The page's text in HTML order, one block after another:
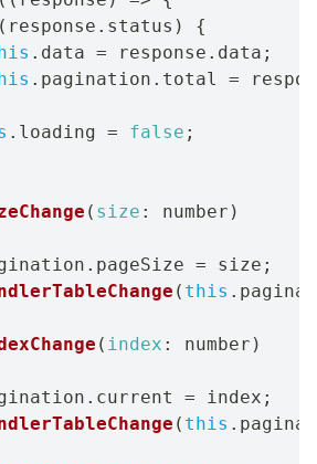
( response . status )
{
. data = response . data ;
. pagination . total =
. loading = false ;
( size : number )
. pageSize = size ;
( this .
( index : number )
. current = index ;
( this .